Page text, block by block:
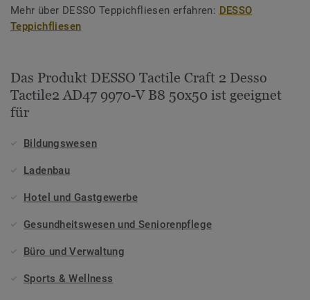
Mehr über DESSO Teppichfliesen erfahren: DESSO
Teppichfliesen
Das Produkt DESSO Tactile Craft 2 Desso
Tactile2 AD47 9970-V B8 50x50 ist geeignet
für
Bildungswesen
Ladenbau
Hotel und Gastgewerbe
Gesundheitswesen und Seniorenpflege
Büro und Verwaltung
Sports & Wellness